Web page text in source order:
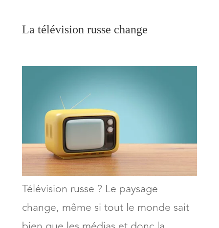
La télévision russe change
Télévision russe ? Le paysage
change, même si tout le monde sait